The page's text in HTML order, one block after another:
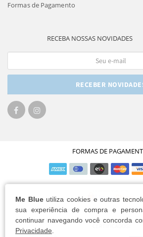
Me Blueutiliza cookies e outras
sua experiência de compra e
continuar navegando você concorda
Privacidade.
Formas de Pagamento
RECEBA NOSSAS NOVIDADES
RECEBER
FORMAS DE